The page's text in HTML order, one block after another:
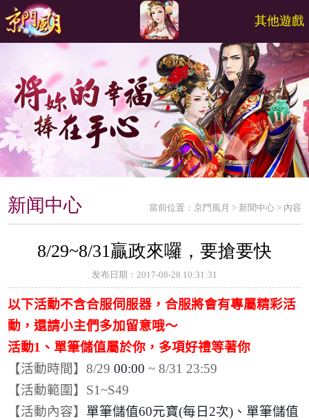
其他遊戲
新闻中心 當前位置： 京門風月 > 新聞中心> 內容
8/29~8/31贏政來囉，要搶要快
发布日期：2017-08-28 10:31:31
以下活動不含合服伺服器，合服將會有專屬精彩活
動，還請小主們多加留意哦～
活動1 、單筆儲值屬於你，多項好禮等著你
【活動時間】8/2900:00 ~ 8/31 23:59
【活動範圍】 S1~S49
【活動內容】 單筆儲值60元寶(每日2次) 、單筆儲值